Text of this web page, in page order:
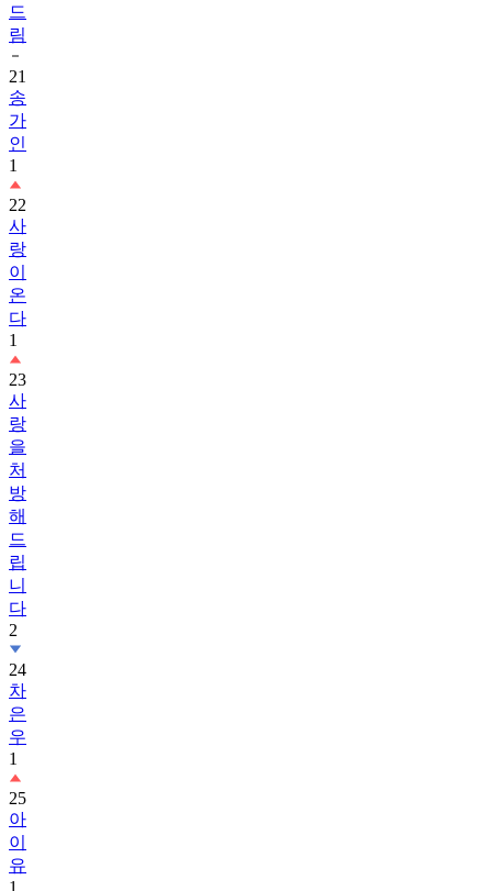
드
림
21
송
가
인
1
22
사
랑
이
온
다
1
23
사
랑
을
처
방
해
드
립
니
다
2
24
차
은
우
1
25
아
이
유
1